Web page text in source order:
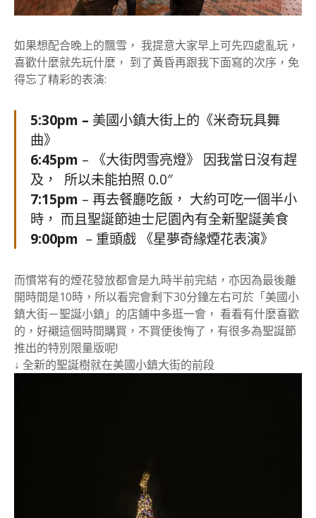
如果想配合晚上的飄雪， 我提意大家早上可先四處亂玩，
喜歡什麼就先玩什麼， 到了黃昏再跟我下面寫的次序，免
得忘了精彩的表演:
5:30pm – 美國小鎮大街上的《米奇玩具舞
曲》
6:45pm – 《大街閃雪亮燈》 因我當日沒有趕
及， 所以未能拍照 0.0″
7:15pm – 再去餐廳吃飯， 大約可吃一個半小
時， 而且聖誕節迪士尼園內有全新聖誕美食
9:00pm – 重頭戲 《星夢奇緣煙花表演》
而慣常有的煙花發放都會是九時半前完結，亦因為最後離
開時間是10時，所以看完會剩下30分鐘左右可於「美國小
鎮大街－聖誕小鎮」的店鋪中多逛一會， 看看有什麼喜歡
的，好襯這個時間購買，不買便後悔了，有很多為聖誕節
推出的特別限量版呢!
↓ 全新的聖誕樹就在美國小鎮大街的前段